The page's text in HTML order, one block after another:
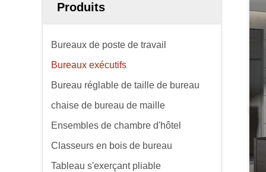
Produits
Bureaux de poste de travail
Bureaux exécutifs
Bureau réglable de taille de bureau
chaise de bureau de maille
Ensembles de chambre d'hôtel
Classeurs en bois de bureau
Tableau s'exerçant pliable